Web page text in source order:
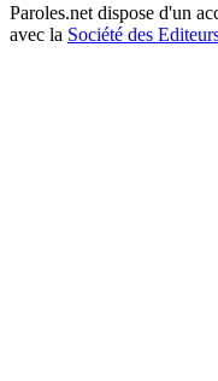
Paroles.net dispose d'un
avec la Société des